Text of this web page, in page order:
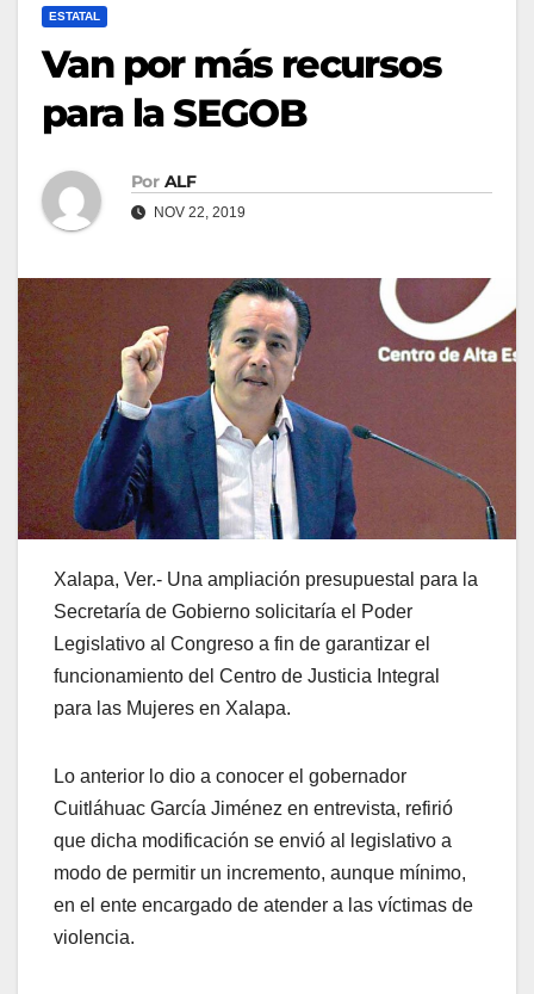
ESTATAL
Van por más recursos
para la SEGOB
Por ALF
NOV 22, 2019
Xalapa, Ver.- Una ampliación presupuestal para la
Secretaría de Gobierno solicitaría el Poder
Legislativo al Congreso a fin de garantizar el
funcionamiento del Centro de Justicia Integral
para las Mujeres en Xalapa.
Lo anterior lo dio a conocer el gobernador
Cuitláhuac García Jiménez en entrevista, refirió
que dicha modificación se envió al legislativo a
modo de permitir un incremento, aunque mínimo,
en el ente encargado de atender a las víctimas de
violencia.